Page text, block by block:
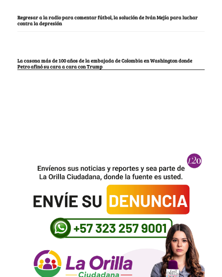
Regresar a la radio para comentar fútbol, la solución de Iván Mejía para luchar
contra la depresión
La casona más de 100 años de la embajada de Colombia en Washington donde
Petro afinó su cara a cara con Trump